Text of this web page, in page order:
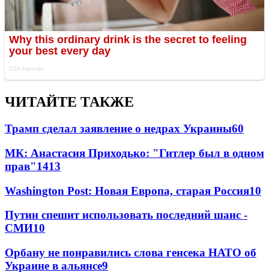
ЧИТАЙТЕ ТАКЖЕ
Трамп сделал заявление о недрах Украины60
МК: Анастасия Приходько: "Гитлер был в одном
прав"1413
Washington Post: Новая Европа, старая Россия10
Путин спешит использовать последний шанс -
СМИ10
Орбану не понравились слова генсека НАТО об
Украине в альянсе9